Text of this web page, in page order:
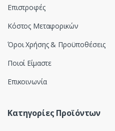
Επιστροφές
Κόστος Μεταφορικών
Όροι Χρήσης & Προϋποθέσεις
Ποιοί Είμαστε
Επικοινωνία
Κατηγορίες Προϊόντων